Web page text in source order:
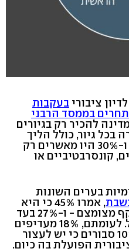
ציבורי בעקבות
בממסד הרבני
על המדינה להכיר רק בגיורים
בעד הכרה בכל גיור, כולל הליך
קבלה "חילוני" לעם היהודי, ו-30% היו מאשרים רק
קונסרבטיביים או
בערים השונות
, אמרו 45% כי היא
צריכה להיות ממוסדת, בהיקף מצומצם - ו-27% בעד
מתכונת מלאה, כבימות החול. לעומתם, 18% מעדיפים
לשמר את המצב הקיים, ו-10% סבורים כי יש לעצור
הפועלת בה כיום.